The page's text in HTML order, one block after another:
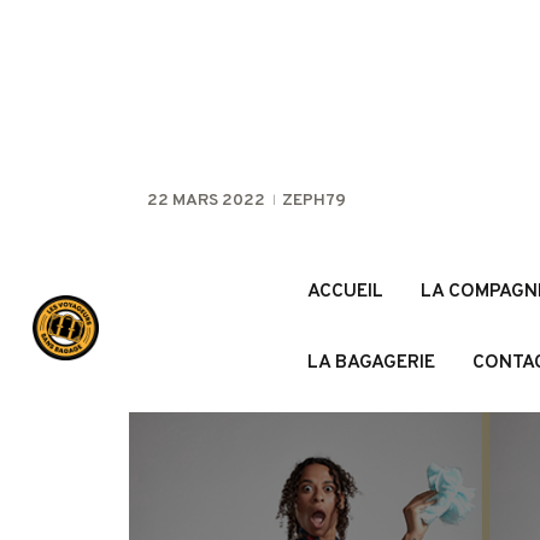
22 MARS 2022 ZEPH79
ACCUEIL LA
LA BAGAGERIE